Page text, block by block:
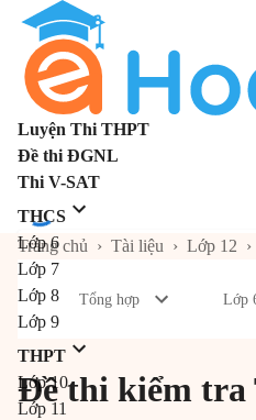
Luyện Thi THPT
Đề thi ĐGNL
Thi V-SAT
THCS
Lớp 6
Lớp 7
Lớp 8
Lớp 9
THPT
Lớp 10
Lớp 11
Trang chủ › Tài liệu › Lớp 12 ›
Tổng hợp Lớp
Đề thi kiểm tra